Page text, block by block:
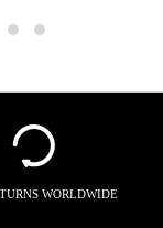
WORLDWIDE